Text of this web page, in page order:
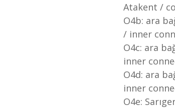
Atakent /
O4b: ara
/ inner
O4c: ara
inner
O4d: ara
inner
O4e: